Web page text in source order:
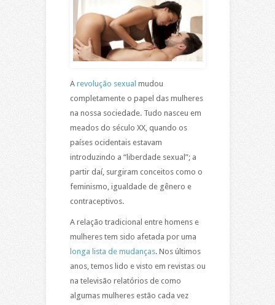
A revolução sexual mudou
completamente o papel das mulheres
na nossa sociedade. Tudo nasceu em
meados do século XX, quando os
países ocidentais estavam
introduzindo a “liberdade sexual”; a
partir daí, surgiram conceitos como o
feminismo, igualdade de gênero e
contraceptivos.
A relação tradicional entre homens e
mulheres tem sido afetada por uma
longa lista de mudanças. Nos últimos
anos, temos lido e visto em revistas ou
na televisão relatórios de como
algumas mulheres estão cada vez